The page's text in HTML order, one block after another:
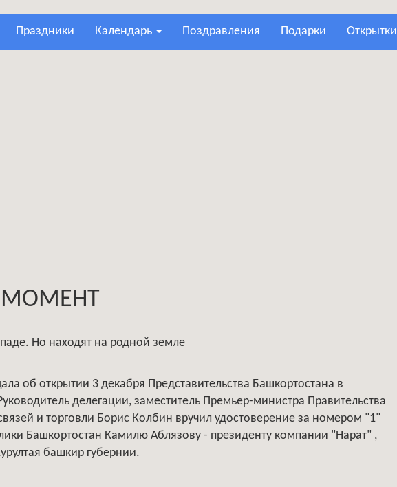
праздники календарь поздравления подарки открытки
МОМЕНТ
Но находят на родной земле
об открытии 3 декабря Представительства Башкортостана в
делегации, заместитель Премьер-министра Правительства
и торговли Борис Колбин вручил удостоверение за номером "1"
Башкортостан Камилю Аблязову - президенту компании "Нарат" ,
башкир губернии.